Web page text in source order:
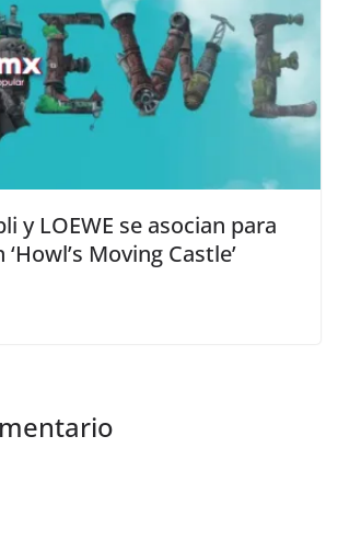
y LOEWE se asocian para
Moving Castle’